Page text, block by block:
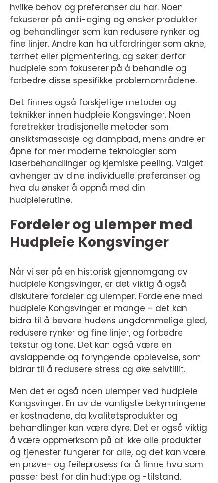
hvilke behov og preferanser du har. Noen
fokuserer på anti-aging og ønsker produkter
og behandlinger som kan redusere rynker og
fine linjer. Andre kan ha utfordringer som akne,
tørrhet eller pigmentering, og søker derfor
hudpleie som fokuserer på å behandle og
forbedre disse spesifikke problemområdene.
Det finnes også forskjellige metoder og
teknikker innen hudpleie Kongsvinger. Noen
foretrekker tradisjonelle metoder som
ansiktsmassasje og dampbad, mens andre er
åpne for mer moderne teknologier som
laserbehandlinger og kjemiske peeling. Valget
avhenger av dine individuelle preferanser og
hva du ønsker å oppnå med din
hudpleierutine.
Fordeler og ulemper med
Hudpleie Kongsvinger
Når vi ser på en historisk gjennomgang av
hudpleie Kongsvinger, er det viktig å også
diskutere fordeler og ulemper. Fordelene med
hudpleie Kongsvinger er mange – det kan
bidra til å bevare hudens ungdommelige glød,
redusere rynker og fine linjer, og forbedre
tekstur og tone. Det kan også være en
avslappende og foryngende opplevelse, som
bidrar til å redusere stress og øke selvtillit.
Men det er også noen ulemper ved hudpleie
Kongsvinger. En av de vanligste bekymringene
er kostnadene, da kvalitetsprodukter og
behandlinger kan være dyre. Det er også viktig
å være oppmerksom på at ikke alle produkter
og tjenester fungerer for alle, og det kan være
en prøve- og feileprosess for å finne hva som
passer best for din hudtype og -tilstand.